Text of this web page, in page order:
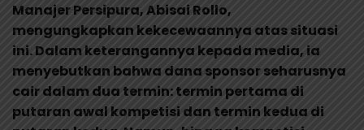
Manajer Persipura, Abisai Rollo,
mengungkapkan kekecewaannya atas situasi
ini. Dalam keterangannya kepada media, ia
menyebutkan bahwa dana sponsor seharusnya
cair dalam dua termin: termin pertama di
putaran awal kompetisi dan termin kedua di